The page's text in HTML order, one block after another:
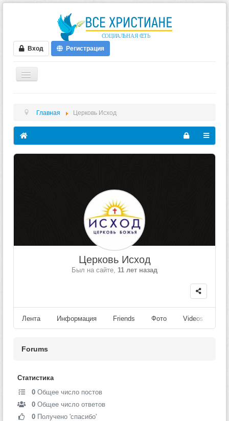
Вход Регистрация
ФОРУМ
ВИДЕО
БЛОГИ
Главная Церковь Исход
Церковь Исход
Был на сайте, 11 лет назад
Лента Информация Friends Фото Videos
Forums
Статистика
0 Общее число постов
0 Общее число ответов
0 Получено 'спасибо'